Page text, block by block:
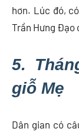
hơn. Lúc đó,
Trần Hưng Đạo
5.
giỗ Mẹ
Dân gian có